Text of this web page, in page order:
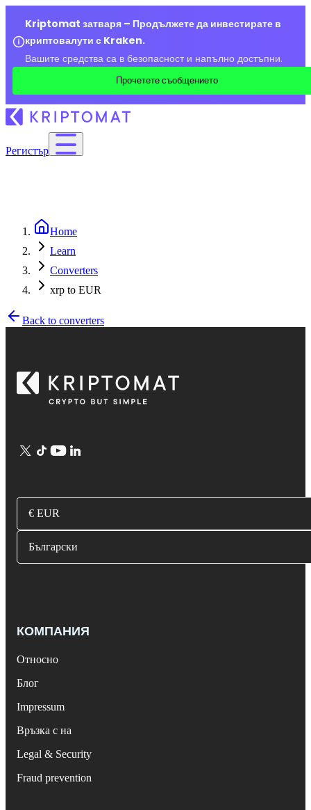
Kriptomat затваря – Продължете да инвестирате в
криптовалути с Kraken.
Вашите средства са в безопасност и напълно достъпни.
Прочетете съобщението
Регистър
Home
Learn
Converters
xrp to EUR
Back to converters
€ EUR
Български
КОМПАНИЯ
Относно
Блог
Impressum
Връзка с на
Legal & Security
Fraud prevention